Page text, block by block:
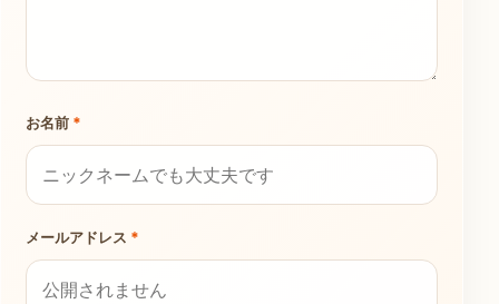
お名前 *
メールアドレス *